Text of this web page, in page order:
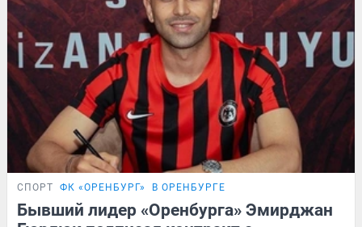
СПОРТ ФК «ОРЕНБУРГ» В ОРЕНБУРГЕ
Бывший лидер «Оренбурга» Эмирджан